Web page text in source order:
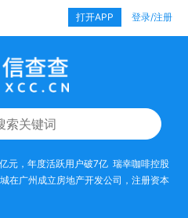
打开APP 登录/注册
元，年度活跃用户破7亿 瑞幸咖啡控股
在广州成立房地产开发公司，注册资本